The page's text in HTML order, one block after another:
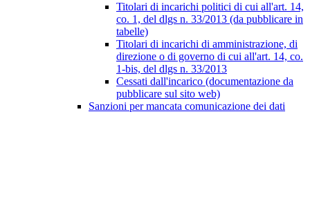
Titolari di incarichi politici di cui all'art. 14,
co. 1, del dlgs n. 33/2013 (da pubblicare in
tabelle)
Titolari di incarichi di amministrazione, di
direzione o di governo di cui all'art. 14, co.
1-bis, del dlgs n. 33/2013
Cessati dall'incarico (documentazione da
pubblicare sul sito web)
Sanzioni per mancata comunicazione dei dati